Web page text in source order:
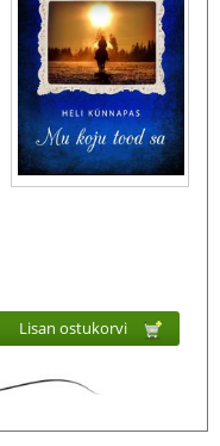
Lisan ostukorvi